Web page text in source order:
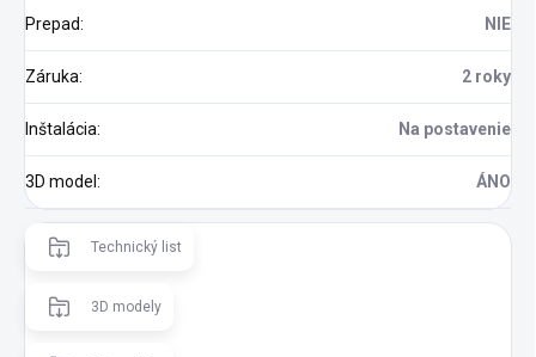
Prepad: NIE
Záruka: 2 roky
Inštalácia: Na postavenie
3D model : ÁNO
Technický list
3D modely